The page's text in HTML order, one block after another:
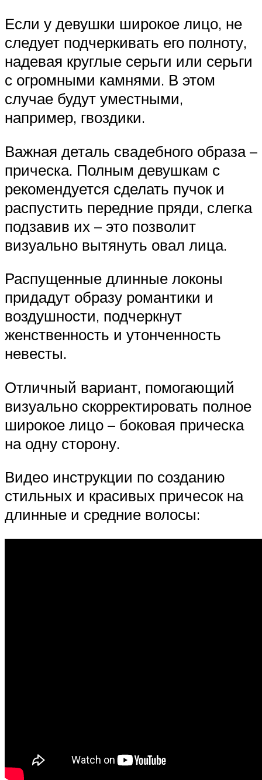
Если у девушки широкое лицо, не
следует подчеркивать его полноту,
надевая круглые серьги или серьги
с огромными камнями. В этом
случае будут уместными,
например, гвоздики.
Важная деталь свадебного образа –
прическа. Полным девушкам с
рекомендуется сделать пучок и
распустить передние пряди, слегка
подзавив их – это позволит
визуально вытянуть овал лица.
Распущенные длинные локоны
придадут образу романтики и
воздушности, подчеркнут
женственность и утонченность
невесты.
Отличный вариант, помогающий
визуально скорректировать полное
широкое лицо – боковая прическа
на одну сторону.
Видео инструкции по созданию
стильных и красивых причесок на
длинные и средние волосы: